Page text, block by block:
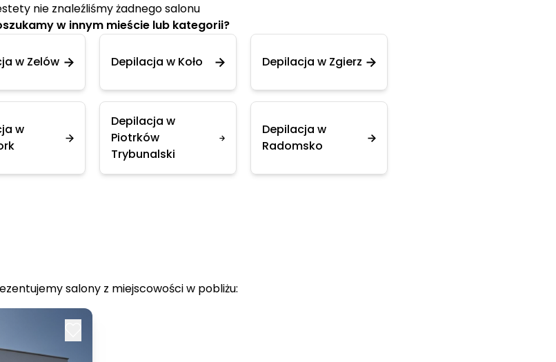
nie znaleźliśmy żadnego salonu
w innym mieście lub kategorii?
w Zelów Depilacja w Koło Depilacja w Zgierz
w
Depilacja w
Piotrków
Trybunalski
Depilacja w
Radomsko
salony z miejscowości w pobliżu: